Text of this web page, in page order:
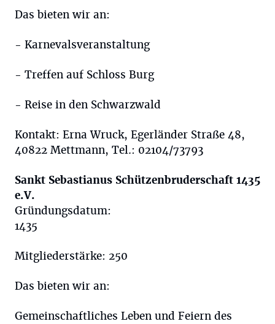
Das bieten wir an:
- Karnevalsveranstaltung
- Treffen auf Schloss Burg
- Reise in den Schwarzwald
Kontakt: Erna Wruck, Egerländer Straße 48,
40822 Mettmann, Tel.: 02104/73793
Sankt Sebastianus Schützenbruderschaft 1435
e.V.
Gründungsdatum:
1435
Mitgliederstärke: 250
Das bieten wir an:
Gemeinschaftliches Leben und Feiern des